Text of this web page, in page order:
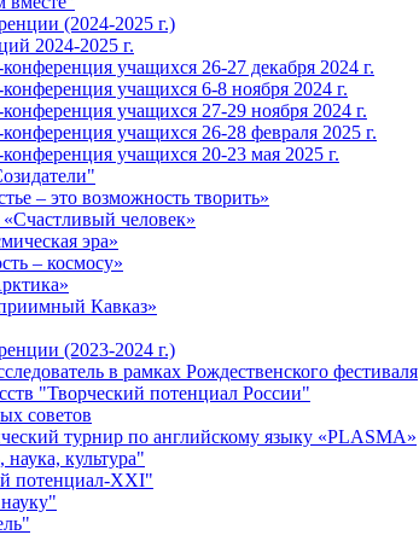
(2024-2025 г.)
2024-2025 г.
учащихся 26-27 декабря 2024 г.
учащихся 6-8 ноября 2024 г.
учащихся 27-29 ноября 2024 г.
учащихся 26-28 февраля 2025 г.
учащихся 20-23 мая 2025 г.
– это возможность творить»
человек»
эра»
– космосу»
Кавказ»
(2023-2024 г.)
в рамках Рождественского фестиваля
"Творческий потенциал России"
советов
турнир по английскому языку «PLASMA»
культура"
потенциал-XXI"